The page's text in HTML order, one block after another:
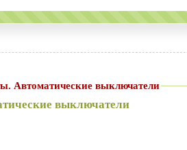
Автоматические выключатели
выключатели